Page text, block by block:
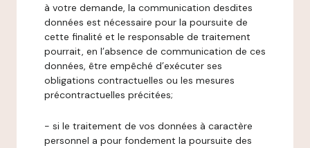
à votre demande, la communication desdites
données est nécessaire pour la poursuite de
cette finalité et le responsable de traitement
pourrait, en l’absence de communication de ces
données, être empêché d’exécuter ses
obligations contractuelles ou les mesures
précontractuelles précitées;
- si le traitement de vos données à caractère
personnel a pour fondement la poursuite des